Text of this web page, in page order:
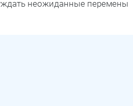
неожиданные перемены